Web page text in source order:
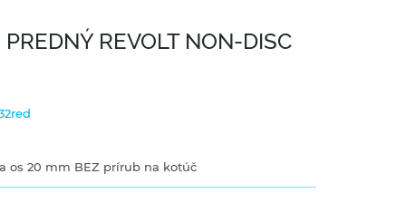
REVOLT NON-DISC
os 20 mm BEZ prírub na kotúč